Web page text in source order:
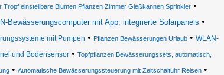
einstellbare Blumen Pflanzen Zimmer Gießkannen Sprinkler•
Bewässerungscomputer mit App, integrierte Solarpanels •
mit Pumpen • Pflanzen Bewässerungen Urlaub• WLAN-
und Bodensensor • Topfpflanzen Bewässerungssets, automatisch,
• Automatische Bewässerungssteuerung mit Zeitschaltuhr Reisen•